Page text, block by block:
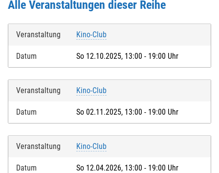
Alle Veranstaltungen dieser Reihe
Veranstaltung Kino-Club
Datum So 12.10.2025, 13:00 - 19:00 Uhr
Veranstaltung Kino-Club
Datum So 02.11.2025, 13:00 - 19:00 Uhr
Veranstaltung Kino-Club
Datum So 12.04.2026, 13:00 - 19:00 Uhr